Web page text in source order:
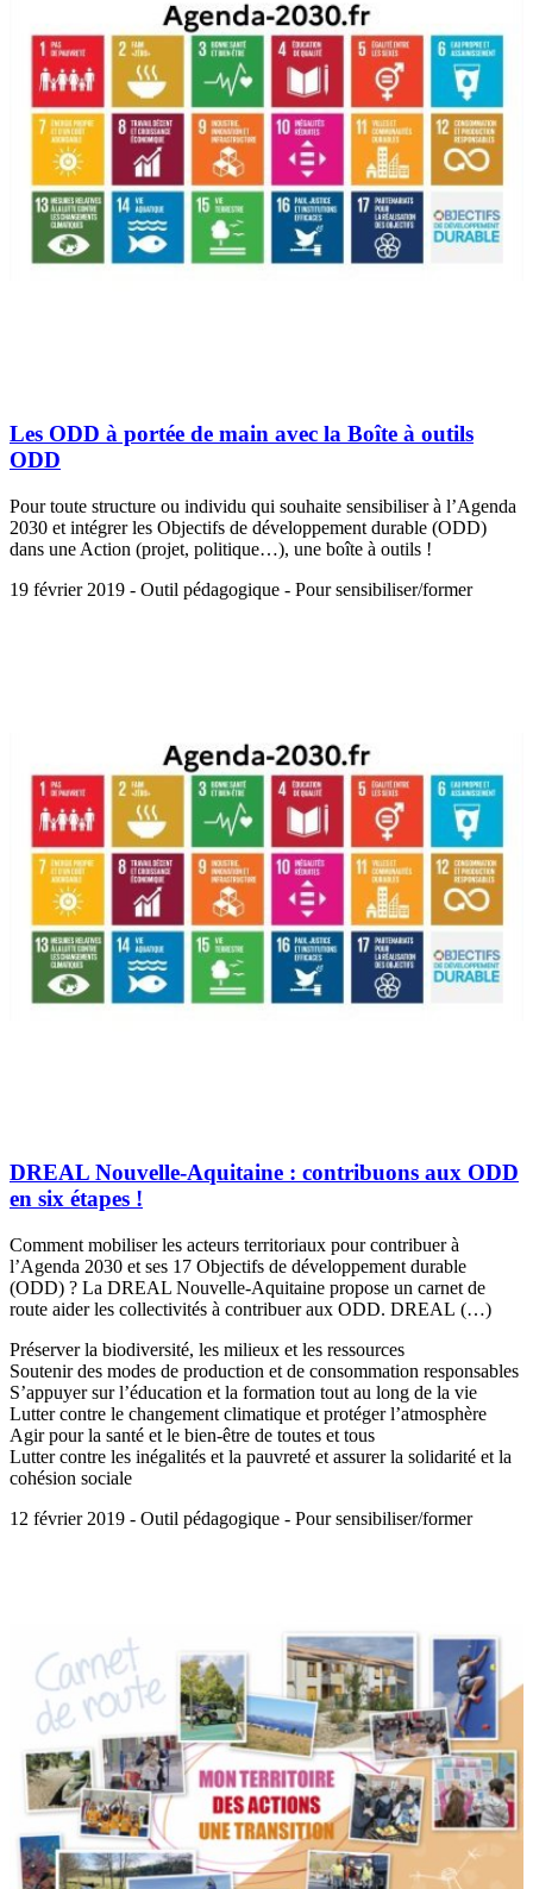
Les ODD à portée de main avec la Boîte à outils
ODD
Pour toute structure ou individu qui souhaite sensibiliser à l’Agenda
2030 et intégrer les Objectifs de développement durable (ODD)
dans une Action (projet, politique…), une boîte à outils !
19 février 2019 - Outil pédagogique - Pour sensibiliser/former
DREAL Nouvelle-Aquitaine : contribuons aux ODD
en six étapes !
Comment mobiliser les acteurs territoriaux pour contribuer à
l’Agenda 2030 et ses 17 Objectifs de développement durable
(ODD) ? La DREAL Nouvelle-Aquitaine propose un carnet de
route aider les collectivités à contribuer aux ODD. DREAL (…)
Préserver la biodiversité, les milieux et les ressources
Soutenir des modes de production et de consommation responsables
S’appuyer sur l’éducation et la formation tout au long de la vie
Lutter contre le changement climatique et protéger l’atmosphère
Agir pour la santé et le bien-être de toutes et tous
Lutter contre les inégalités et la pauvreté et assurer la solidarité et la
cohésion sociale
12 février 2019 - Outil pédagogique - Pour sensibiliser/former